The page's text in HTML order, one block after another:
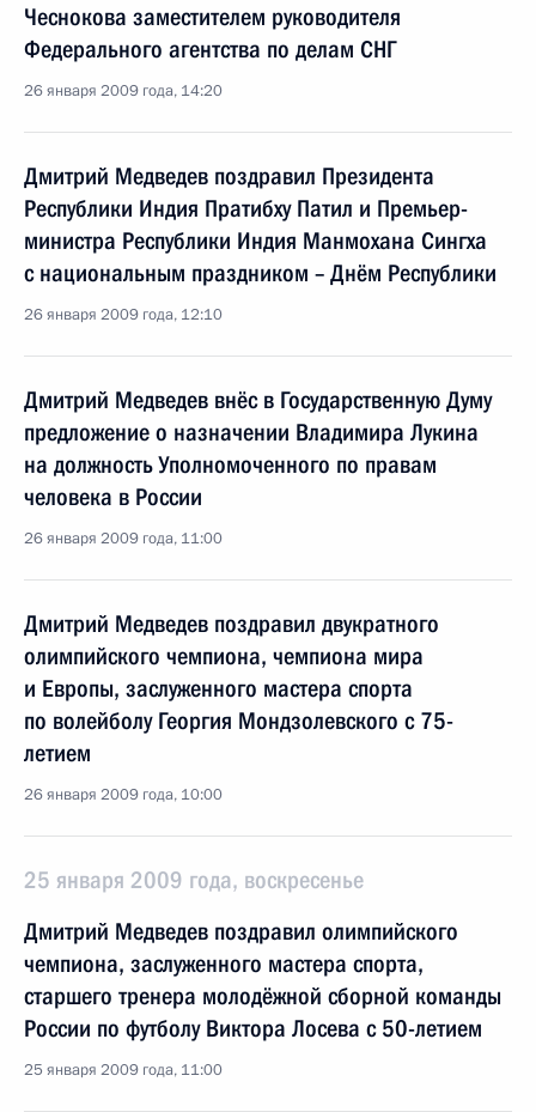
Чеснокова заместителем руководителя
Федерального агентства по делам СНГ
26 января 2009 года, 14:20
Дмитрий Медведев поздравил Президента
Республики Индия Пратибху Патил и Премьер-
министра Республики Индия Манмохана Сингха
с национальным праздником – Днём Республики
26 января 2009 года, 12:10
Дмитрий Медведев внёс в Государственную Думу
предложение о назначении Владимира Лукина
на должность Уполномоченного по правам
человека в России
26 января 2009 года, 11:00
Дмитрий Медведев поздравил двукратного
олимпийского чемпиона, чемпиона мира
и Европы, заслуженного мастера спорта
по волейболу Георгия Мондзолевского с 75-
летием
26 января 2009 года, 10:00
25 января 2009 года, воскресенье
Дмитрий Медведев поздравил олимпийского
чемпиона, заслуженного мастера спорта,
старшего тренера молодёжной сборной команды
России по футболу Виктора Лосева с 50-летием
25 января 2009 года, 11:00